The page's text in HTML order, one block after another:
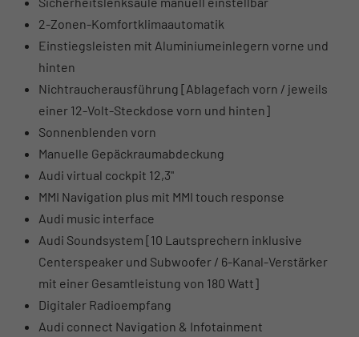
2-Zonen-Komfortklimaautomatik
Einstiegsleisten mit Aluminiumeinlegern vorne und
hinten
Nichtraucherausführung [Ablagefach vorn / jeweils
einer 12-Volt-Steckdose vorn und hinten]
Sonnenblenden vorn
Manuelle Gepäckraumabdeckung
Audi virtual cockpit 12,3"
MMI Navigation plus mit MMI touch response
Audi music interface
Audi Soundsystem [10 Lautsprechern inklusive
Centerspeaker und Subwoofer / 6-Kanal-Verstärker
mit einer Gesamtleistung von 180 Watt]
Digitaler Radioempfang
Audi connect Navigation & Infotainment